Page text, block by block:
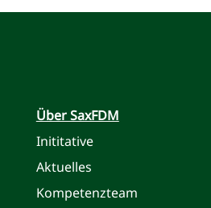
Über SaxFDM
Inititative
Aktuelles
Kompetenzteam